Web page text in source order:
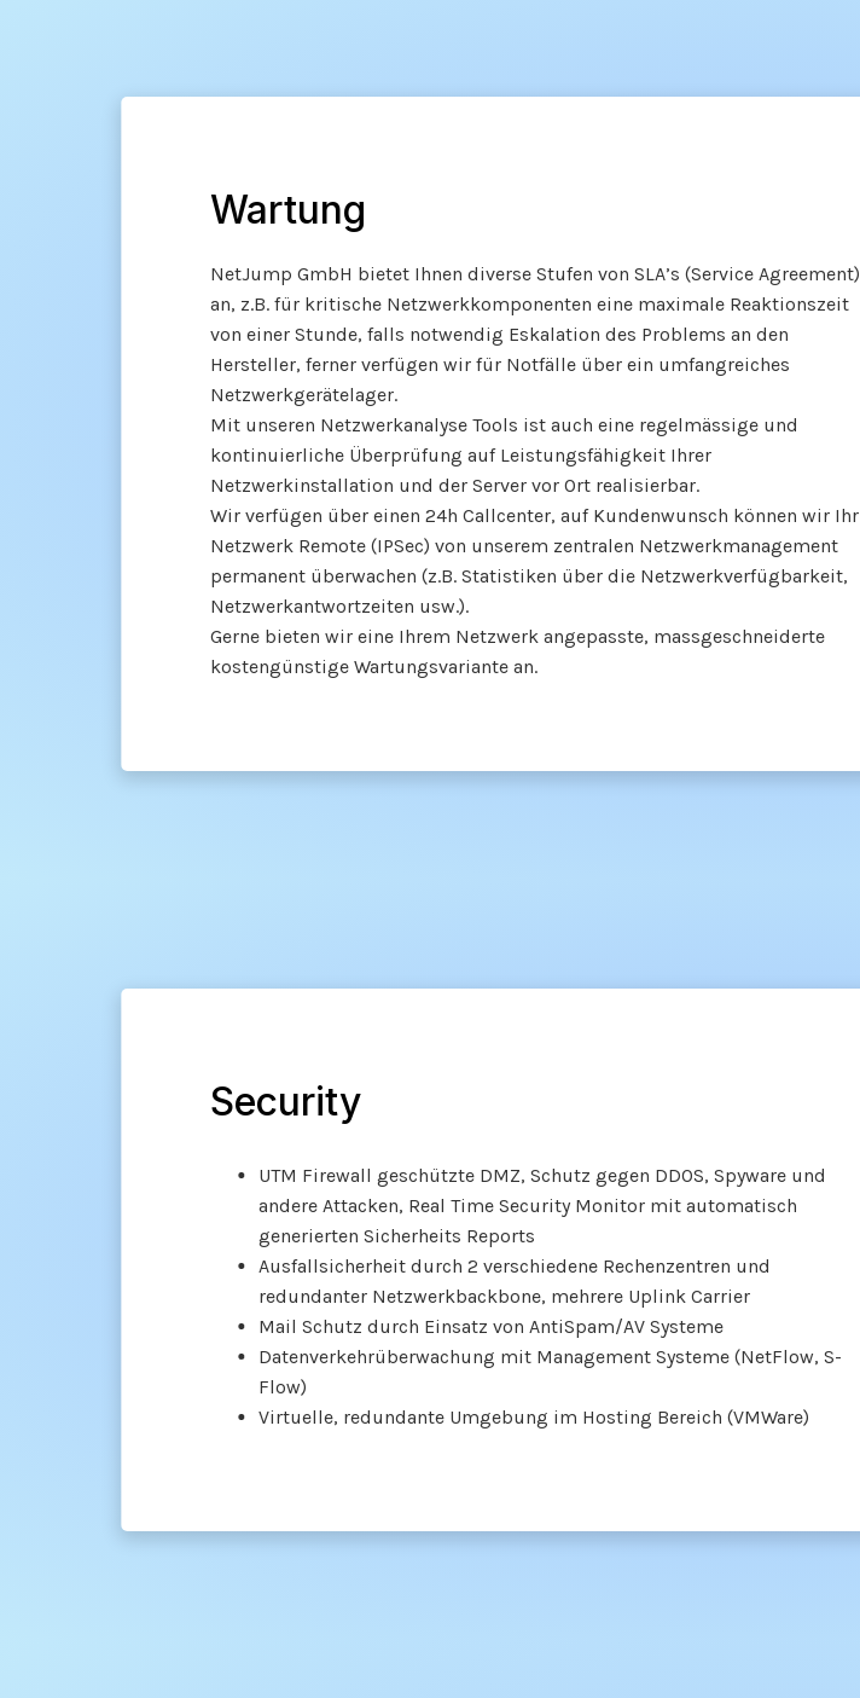
Wartung
NetJump GmbH bietet Ihnen diverse Stufen von SLA’s (Service Agreement)
an, z.B. für kritische Netzwerkkomponenten eine maximale Reaktionszeit
von einer Stunde, falls notwendig Eskalation des Problems an den
Hersteller, ferner verfügen wir für Notfälle über ein umfangreiches
Netzwerkgerätelager.
Mit unseren Netzwerkanalyse Tools ist auch eine regelmässige und
kontinuierliche Überprüfung auf Leistungsfähigkeit Ihrer
Netzwerkinstallation und der Server vor Ort realisierbar.
Wir verfügen über einen 24h Callcenter, auf Kundenwunsch können wir Ihr
Netzwerk Remote (IPSec) von unserem zentralen Netzwerkmanagement
permanent überwachen (z.B. Statistiken über die Netzwerkverfügbarkeit,
Netzwerkantwortzeiten usw.).
Gerne bieten wir eine Ihrem Netzwerk angepasste, massgeschneiderte
kostengünstige Wartungsvariante an.
Security
UTM Firewall geschützte DMZ, Schutz gegen DDOS, Spyware und
andere Attacken, Real Time Security Monitor mit automatisch
generierten Sicherheits Reports
Ausfallsicherheit durch 2 verschiedene Rechenzentren und
redundanter Netzwerkbackbone, mehrere Uplink Carrier
Mail Schutz durch Einsatz von AntiSpam/AV Systeme
Datenverkehrüberwachung mit Management Systeme (NetFlow, S-
Flow)
Virtuelle, redundante Umgebung im Hosting Bereich (VMWare)